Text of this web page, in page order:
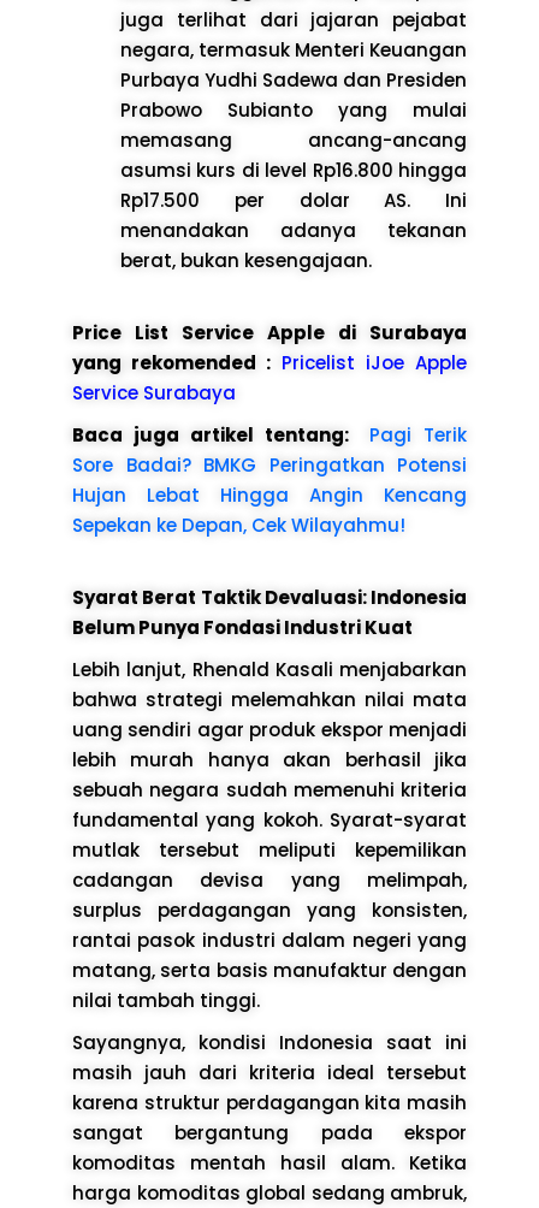
juga terlihat dari jajaran pejabat
negara, termasuk Menteri Keuangan
Purbaya Yudhi Sadewa dan Presiden
Prabowo Subianto yang mulai
memasang ancang-ancang
asumsi kurs di level Rp16.800 hingga
Rp17.500 per dolar AS. Ini
menandakan adanya tekanan
berat, bukan kesengajaan.
Price List Service Apple di Surabaya
yang rekomended : Pricelist iJoe Apple
Service Surabaya
Baca juga artikel tentang: Pagi Terik
Sore Badai? BMKG Peringatkan Potensi
Hujan Lebat Hingga Angin Kencang
Sepekan ke Depan, Cek Wilayahmu!
Syarat Berat Taktik Devaluasi: Indonesia
Belum Punya Fondasi Industri Kuat
Lebih lanjut, Rhenald Kasali menjabarkan
bahwa strategi melemahkan nilai mata
uang sendiri agar produk ekspor menjadi
lebih murah hanya akan berhasil jika
sebuah negara sudah memenuhi kriteria
fundamental yang kokoh. Syarat-syarat
mutlak tersebut meliputi kepemilikan
cadangan devisa yang melimpah,
surplus perdagangan yang konsisten,
rantai pasok industri dalam negeri yang
matang, serta basis manufaktur dengan
nilai tambah tinggi.
Sayangnya, kondisi Indonesia saat ini
masih jauh dari kriteria ideal tersebut
karena struktur perdagangan kita masih
sangat bergantung pada ekspor
komoditas mentah hasil alam. Ketika
harga komoditas global sedang ambruk,